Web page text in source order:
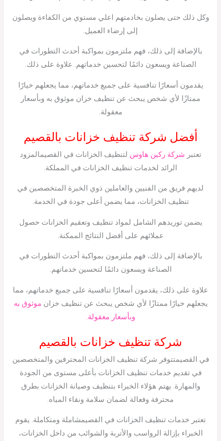
وكل ذلك حتى يصلون بخادمتهم اعلي مستوي من الكفاءة ويصلون
إلى إرضاء العميل.
بالإضافة إلى ذلك، فهم ملتزمون بمواكبة أحدث التطورات في
الصناعة ويسعون دائمًا لتحسين خدماتهم. علاوة على ذلك.
يقدمون أسعارًا تنافسية على جميع خدماتهم، مما يجعلهم خيارًا
ممتازًا لأي شخص يبحث عن تنظيف خزان موثوق به وبأسعار
معقولة.
أفضل شركة تنظيف خزانات بالقصيم
تعتبر شركة ركين هاوس لتنظيف الخزانات في القصيمالمزود
الرائد لخدمات تنظيف الخزانات في المملكة.
لديهم فريق من الفنيين والعاملين ذوي الخبرة المتخصصين في
تنظيف الخزانات، مما يضمن أعلى جودة في الخدمة.
يضمن توريدهم الشامل لمواد تنظيف وتعقيم الخزانات حصول
عملائهم على أفضل النتائج الممكنة.
بالإضافة إلى ذلك، فهم ملتزمون بمواكبة أحدث التطورات في
الصناعة ويسعون دائمًا لتحسين خدماتهم.
علاوة على ذلك، يقدمون أسعارًا تنافسية على جميع خدماتهم، مما
يجعلهم خيارًا ممتازًا لأي شخص يبحث عن تنظيف خزان موثوق به
وبأسعار معقولة.
شركة تنظيف خزانات بالقصيم
في القصيمتتوفر شركة تنظيف الخزانات المحترفين والمتخصصين
في تقديم خدمات تنظيف الخزانات بأعلى مستوى من الجودة
والمهارة. يهتم هؤلاء الخبراء بتنظيف وصيانة الخزانات بطرق
محترفة وفعالة لضمان سلامة ونقاء المياه.
تعتبر خدمات تنظيف الخزانات في القصيمشاملة ومتكاملة. يقوم
الخبراء بإزالة الرواسب والأتربة والشوائب من داخل الخزانات،